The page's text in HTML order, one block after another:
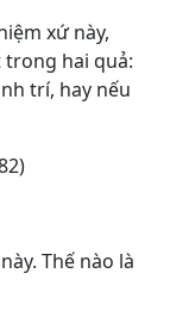
xứ này,
trong hai quả:
trí, hay nếu
Thế nào là